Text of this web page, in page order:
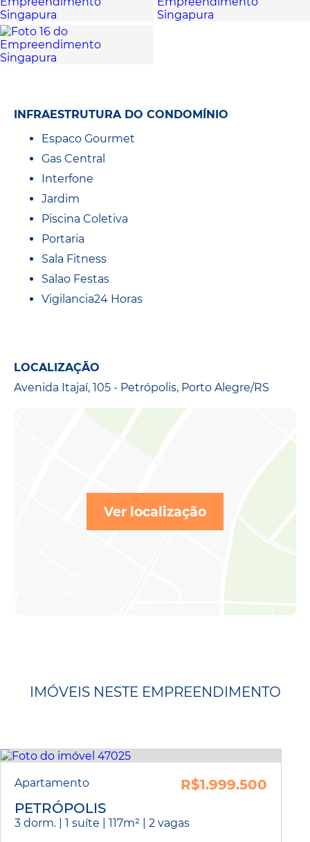
INFRAESTRUTURA DO CONDOMÍNIO
Espaco Gourmet
Gas Central
Interfone
Jardim
Piscina Coletiva
Portaria
Sala Fitness
Salao Festas
Vigilancia24 Horas
LOCALIZAÇÃO
Avenida Itajaí, 105 - Petrópolis, Porto Alegre/RS
Ver localização
IMÓVEIS NESTE EMPREENDIMENTO
Apartamento
R$1.999.500
PETRÓPOLIS
3 dorm. | 1 suíte | 117m² | 2 vagas